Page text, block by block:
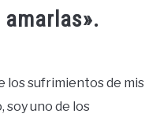
los sufrimientos de mis
soy uno de los